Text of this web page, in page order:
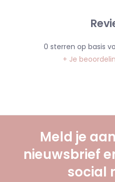
0 sterren op basis
+ Je
Meld je
nieuwsbrief
social